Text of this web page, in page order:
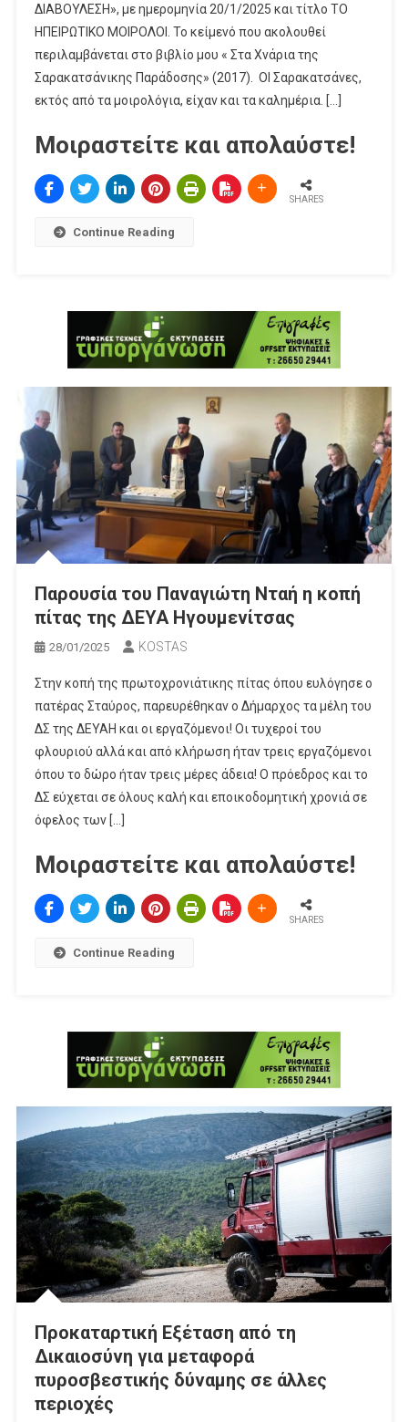
ΔΙΑΒΟΥΛΕΣΗ», με ημερομηνία 20/1/2025 και τίτλο ΤΟ
ΗΠΕΙΡΩΤΙΚΟ ΜΟΙΡΟΛΟΙ. Το κείμενό που ακολουθεί
περιλαμβάνεται στο βιβλίο μου « Στα Χνάρια της
Σαρακατσάνικης Παράδοσης» (2017). ΟΙ Σαρακατσάνες,
εκτός από τα μοιρολόγια, είχαν και τα καλημέρια. […]
Μοιραστείτε και απολαύστε!
SHARES
Continue Reading
Παρουσία του Παναγιώτη Νταή η κοπή
πίτας της ΔΕΥΑ Ηγουμενίτσας
28/01/2025 KOSTAS
Στην κοπή της πρωτοχρονιάτικης πίτας όπου ευλόγησε ο
πατέρας Σταύρος, παρευρέθηκαν ο Δήμαρχος τα μέλη του
ΔΣ της ΔΕΥΑΗ και οι εργαζόμενοι! Οι τυχεροί του
φλουριού αλλά και από κλήρωση ήταν τρεις εργαζόμενοι
όπου το δώρο ήταν τρεις μέρες άδεια! Ο πρόεδρος και το
ΔΣ εύχεται σε όλους καλή και εποικοδομητική χρονιά σε
όφελος των […]
Μοιραστείτε και απολαύστε!
SHARES
Continue Reading
Προκαταρτική Εξέταση από τη
Δικαιοσύνη για μεταφορά
πυροσβεστικής δύναμης σε άλλες
περιοχές